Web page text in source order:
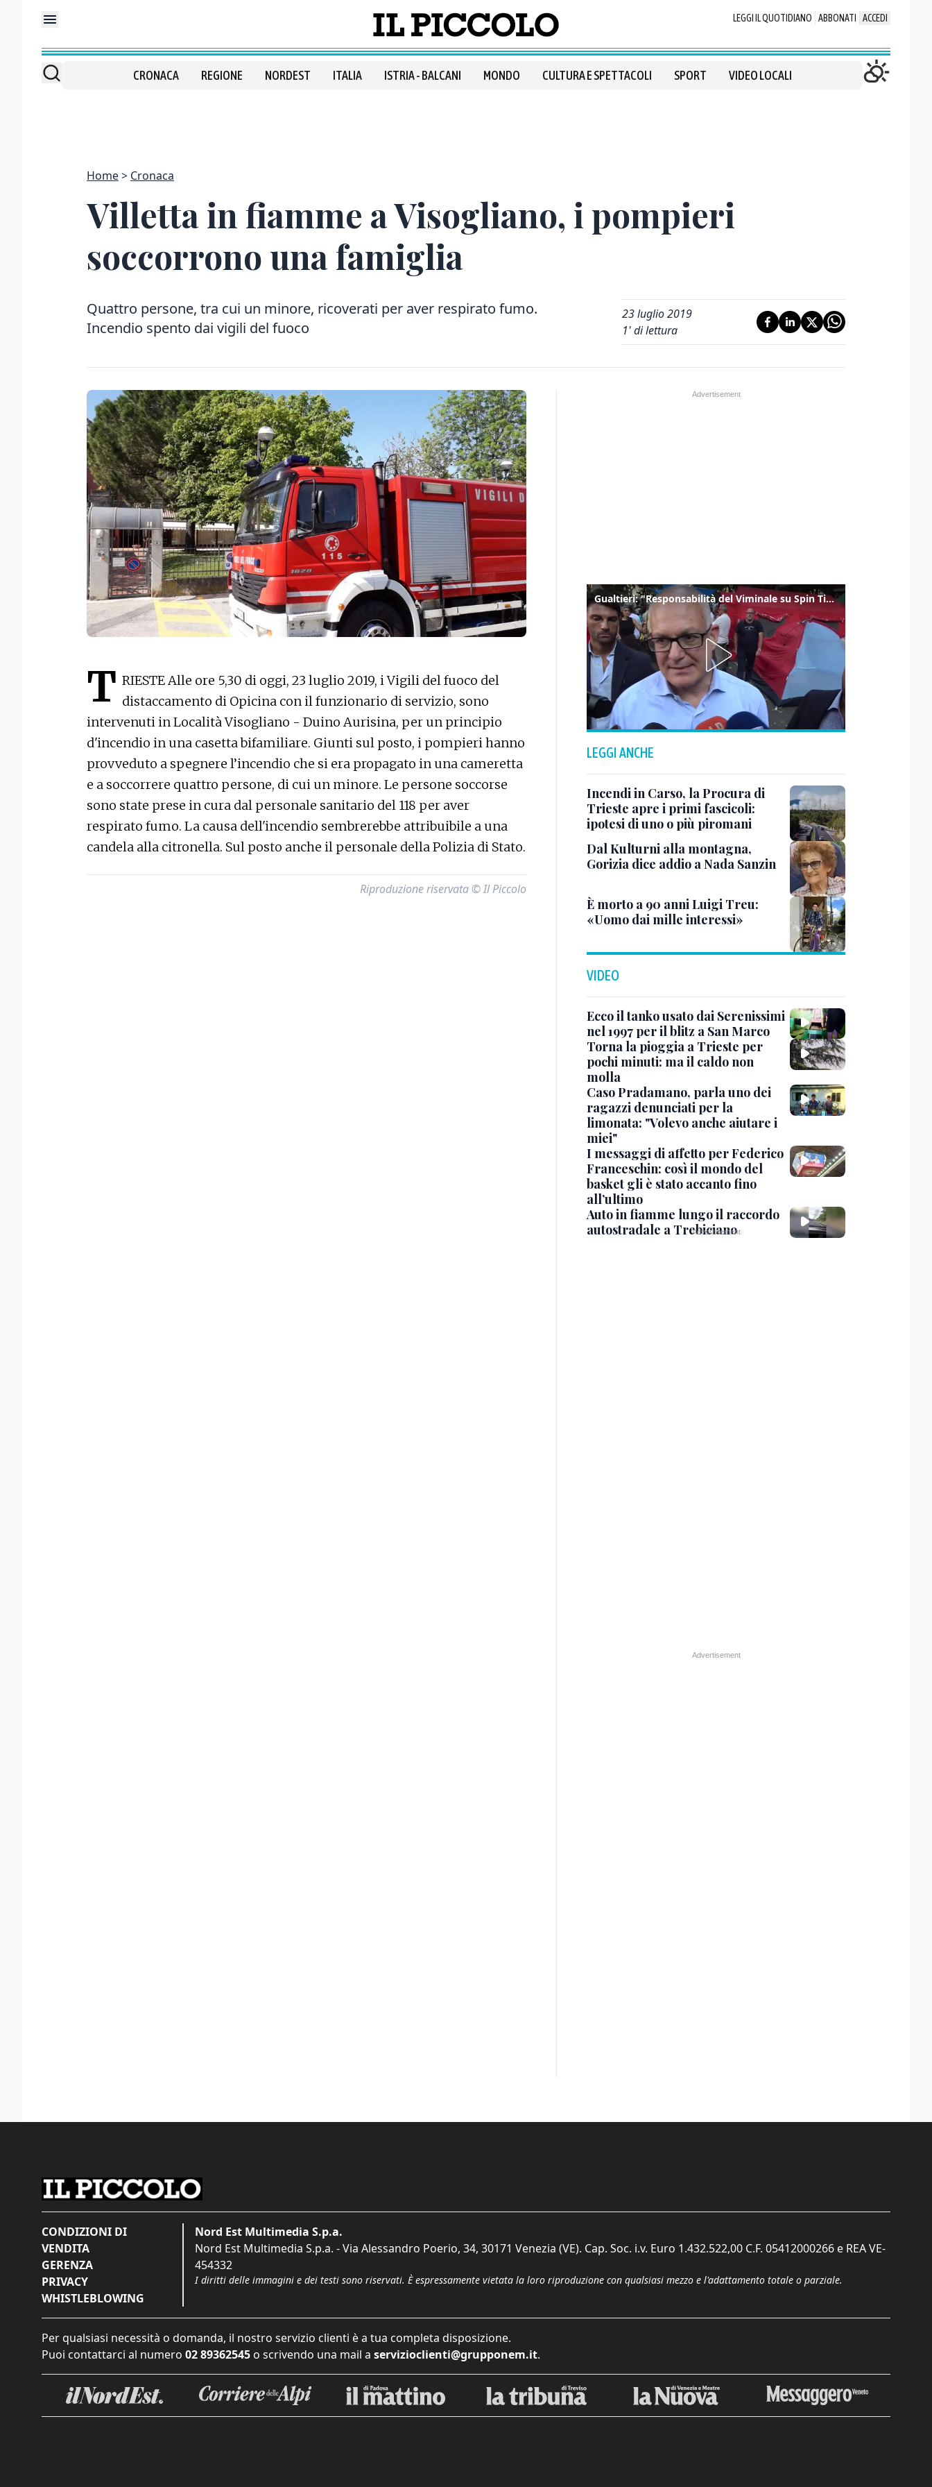
LEGGI IL QUOTIDIANO ABBONATI ACCEDI
CRONACA REGIONE NORDEST ITALIA ISTRIA - BALCANI MONDO CULTURA E SPETTACOLI SPORT VIDEO LOCALI
Home Cronaca
Villetta in fiamme a Visogliano, i pompieri
soccorrono una famiglia
Quattro persone, tra cui un minore, ricoverati per aver respirato fumo.
Incendio spento dai vigili del fuoco
23 luglio 2019
1' di lettura
T RIESTE Alle ore 5,30 di oggi, 23 luglio 2019, i Vigili del fuoco del
distaccamento di Opicina con il funzionario di servizio, sono
intervenuti in Località Visogliano - Duino Aurisina, per un principio
d'incendio in una casetta bifamiliare. Giunti sul posto, i pompieri hanno
provveduto a spegnere l’incendio che si era propagato in una cameretta
e a soccorrere quattro persone, di cui un minore. Le persone soccorse
sono state prese in cura dal personale sanitario del 118 per aver
respirato fumo. La causa dell'incendio sembrerebbe attribuibile a una
candela alla citronella. Sul posto anche il personale della Polizia di Stato.
Riproduzione riservata © Il Piccolo
Gualtieri: "Responsabilità del Viminale su Spin Time? La posizione dei partiti è nota"
LEGGI ANCHE
Incendi in Carso, la Procura di
Trieste apre i primi fascicoli:
ipotesi di uno o più piromani
Dal Kulturni alla montagna,
Gorizia dice addio a Nada Sanzin
È morto a 90 anni Luigi Treu:
«Uomo dai mille interessi»
VIDEO
Ecco il tanko usato dai Serenissimi
nel 1997 per il blitz a San Marco
Torna la pioggia a Trieste per
pochi minuti: ma il caldo non
molla
Caso Pradamano, parla uno dei
ragazzi denunciati per la
limonata: "Volevo anche aiutare i
miei"
I messaggi di affetto per Federico
Franceschin: così il mondo del
basket gli è stato accanto fino
all’ultimo
Auto in fiamme lungo il raccordo
autostradale a Trebiciano
CONDIZIONI DI
VENDITA
GERENZA
PRIVACY
WHISTLEBLOWING
Nord Est Multimedia S.p.a.
Nord Est Multimedia S.p.a. - Via Alessandro Poerio, 34, 30171 Venezia (VE). Cap. Soc. i.v. Euro 1.432.522,00 C.F. 05412000266 e REA VE-
454332
I diritti delle immagini e dei testi sono riservati. È espressamente vietata la loro riproduzione con qualsiasi mezzo e l'adattamento totale o parziale.
Per qualsiasi necessità o domanda, il nostro servizio clienti è a tua completa disposizione.
Puoi contattarci al numero 02 89362545 o scrivendo una mail a servizioclienti@grupponem.it.